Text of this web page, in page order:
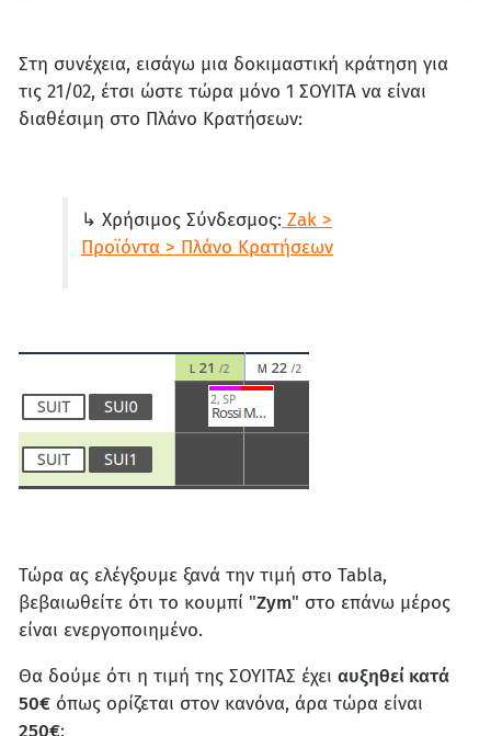
Στη συνέχεια, εισάγω μια δοκιμαστική κράτηση για
τις 21/02, έτσι ώστε τώρα μόνο 1 ΣΟΥΙΤΑ να είναι
διαθέσιμη στο Πλάνο Κρατήσεων:
↳ Χρήσιμος Σύνδεσμος: Zak >
Προϊόντα > Πλάνο Κρατήσεων
Τώρα ας ελέγξουμε ξανά την τιμή στο Tabla,
βεβαιωθείτε ότι το κουμπί "Zym" στο επάνω μέρος
είναι ενεργοποιημένο.
Θα δούμε ότι η τιμή της ΣΟΥΙΤΑΣ έχει αυξηθεί κατά
50€ όπως ορίζεται στον κανόνα, άρα τώρα είναι
250€: